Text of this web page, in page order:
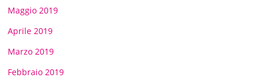
Maggio 2019
Aprile 2019
Marzo 2019
Febbraio 2019